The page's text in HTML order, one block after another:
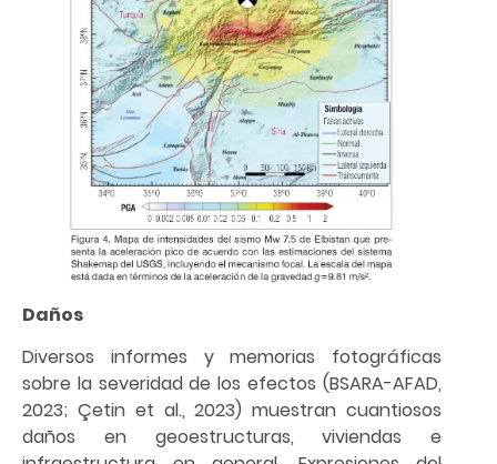
Daños
Diversos informes y memorias fotográficas
sobre la severidad de los efectos (BSARA-AFAD,
2023; Çetin et al., 2023) muestran cuantiosos
daños en geoestructuras, viviendas e